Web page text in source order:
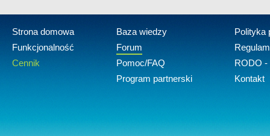
Strona domowa
Funkcjonalność
Cennik
Baza wiedzy
Forum
Pomoc/FAQ
Program partnerski
Polityka
RODO -
Kontakt